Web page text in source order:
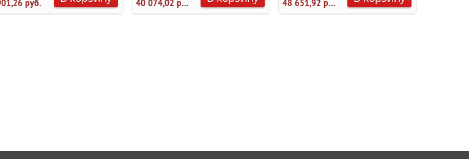
руб.
40 074,02 руб.
48 651,92 руб.